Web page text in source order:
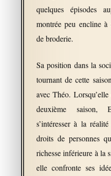
quelques épisodes
montrée peu encline
de broderie.
Sa position dans la
tournant de cette
avec Théo.
deuxième saison,
s’intéresser à la
droits de personnes
richesse inférieure à la
elle confronte ses